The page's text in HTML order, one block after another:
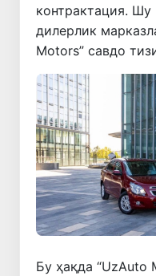
контрактация. Шу
дилерлик
Motors” савдо
Бу ҳақда